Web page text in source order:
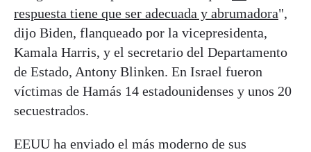
respuesta tiene que ser adecuada y abrumadora",
dijo Biden, flanqueado por la vicepresidenta,
Kamala Harris, y el secretario del Departamento
de Estado, Antony Blinken. En Israel fueron
víctimas de Hamás 14 estadounidenses y unos 20
secuestrados.
EEUU ha enviado el más moderno de sus